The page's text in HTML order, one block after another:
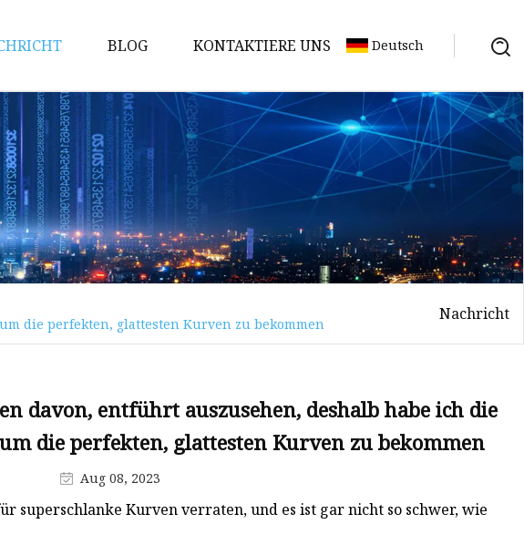
BLOG KONTAKTIERE UNS Deutsch
die perfekten, glattesten Kurven zu bekommen
Nachricht
davon, entführt auszusehen, deshalb habe ich die
die perfekten, glattesten Kurven zu bekommen
Aug 08, 2023
superschlanke Kurven verraten, und es ist gar nicht so schwer, wie